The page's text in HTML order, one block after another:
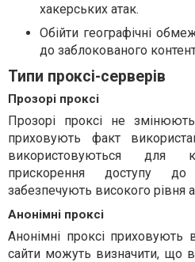
хакерських атак.
Обійти географічні
до заблокованого
Типи проксі-серверів
Прозорі проксі
Прозорі проксі не
приховують факт
використовуються для
прискорення доступу
забезпечують високого рівня
Анонімні проксі
Анонімні проксі
сайти можуть визначити, що